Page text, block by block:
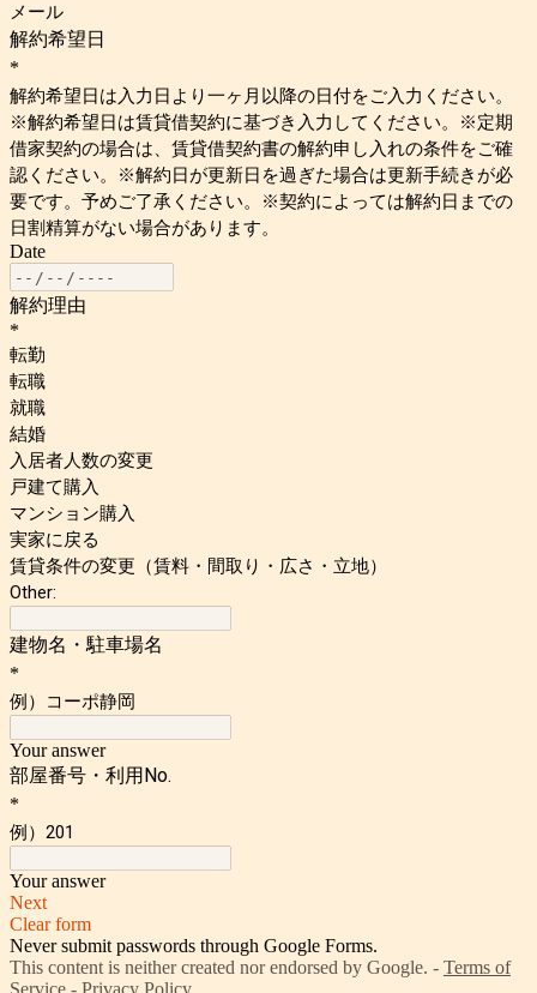
メール
解約希望日
*
解約希望日は入力日より一ヶ月以降の日付をご入力ください。
※解約希望日は賃貸借契約に基づき入力してください。※定期
借家契約の場合は、賃貸借契約書の解約申し入れの条件をご確
認ください。※解約日が更新日を過ぎた場合は更新手続きが必
要です。予めご了承ください。※契約によっては解約日までの
日割精算がない場合があります。
Date
解約理由
*
転勤
転職
就職
結婚
入居者人数の変更
戸建て購入
マンション購入
実家に戻る
賃貸条件の変更（賃料・間取り・広さ・立地）
Other:
建物名・駐車場名
*
例）コーポ静岡
Your answer
部屋番号・利用No.
*
例）201
Your answer
Next
Clear form
Never submit passwords through Google Forms.
This content is neither created nor endorsed by Google. - Terms of
Service - Privacy Policy